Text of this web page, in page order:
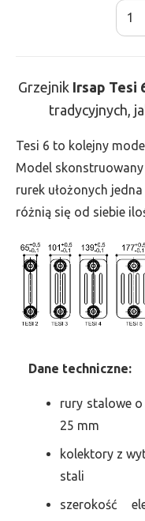
ilość
-
wys.
500,
szer.
2682
Grzejnik Irsap Tesi
tradycyjnych,
Tesi 6 to kolejny
Model
rurek ułożonych
różnią się od siebie
Dane techniczne:
rury stalowe
25 mm
kolektory z
stali
szerokość